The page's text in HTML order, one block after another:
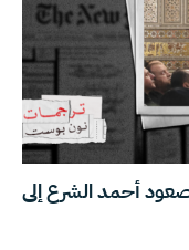
أحمد الشرع إلى